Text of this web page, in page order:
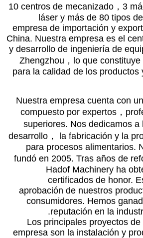
10 centros de mecanizado ，3
láser y más de 80 tipos
empresa de importación y
China. Nuestra empresa es el
y desarrollo de ingeniería de
Zhengzhou ， lo que
para la calidad de los productos
Nuestra empresa cuenta con
compuesto por expertos ，
superiores. Nos dedicamos a
desarrollo ， la fabricación y la
para procesos alimentarios.
fundó en 2005. Tras años de
Hadof Machinery ha
certificados de honor.
aprobación de nuestros
consumidores. Hemos
reputación en la
.
Los principales proyectos
empresa son la instalación y